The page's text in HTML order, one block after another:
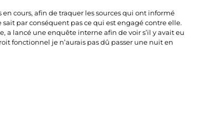
cours, afin de traquer les sources qui ont informé
sait par conséquent pas ce qui est engagé contre elle.
a lancé une enquête interne afin de voir s’il y avait eu
fonctionnel je n’aurais pas dû passer une nuit en